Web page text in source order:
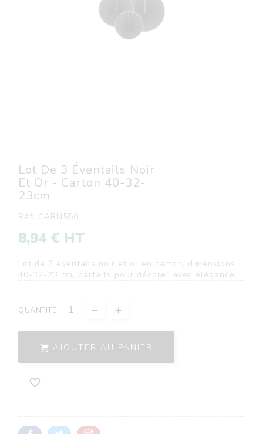
Lot De 3 Éventails Noir
Et Or - Carton 40-32-
23cm
Réf: CARN550
8,94 € HT
Lot de 3 éventails noir et or en carton, dimensions
40-32-23 cm, parfaits pour décorer avec élégance.
QUANTITÉ
 AJOUTER AU PANIER
